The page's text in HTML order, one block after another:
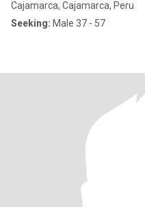
Cajamarca, Cajamarca, Peru
Seeking: Male 37 - 57